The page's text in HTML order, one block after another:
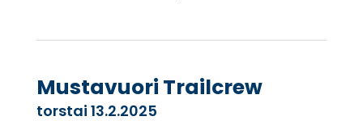
Mustavuori Trailcrew
torstai 13.2.2025